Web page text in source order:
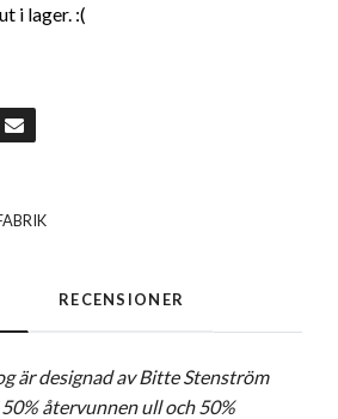
i lager. :(
RECENSIONER
är designad av Bitte Stenström
återvunnen ull och 50%